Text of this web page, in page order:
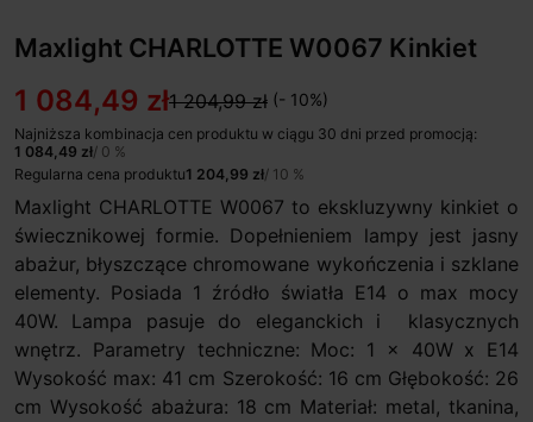
Maxlight CHARLOTTE W0067 Kinkiet
1 084,49 zł1 204,99 zł (- 10%)
Najniższa kombinacja cen produktu w ciągu 30 dni przed promocją:
1 084,49 zł/ 0 %
Regularna cena produktu1 204,99 zł/ 10 %
Maxlight CHARLOTTE W0067 to ekskluzywny kinkiet o
świecznikowej formie. Dopełnieniem lampy jest jasny
abażur, błyszczące chromowane wykończenia i szklane
elementy. Posiada 1 źródło światła E14 o max mocy
40W. Lampa pasuje do eleganckich i klasycznych
wnętrz. Parametry techniczne: Moc: 1 x 40W x E14
Wysokość max: 41 cm Szerokość: 16 cm Głębokość: 26
cm Wysokość abażura: 18 cm Materiał: metal, tkanina,